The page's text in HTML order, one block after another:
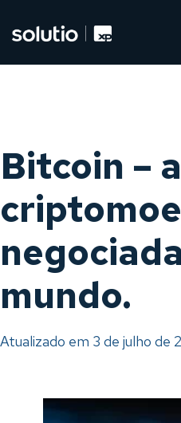
Bitcoin – a
mundo.
Atualizado em 3 de julho de